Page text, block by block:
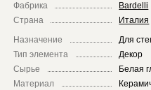
Фабрика
Bardelli
Страна
Италия
Назначение
Для
Тип элемента
Декор
Сырье
Белая
Материал